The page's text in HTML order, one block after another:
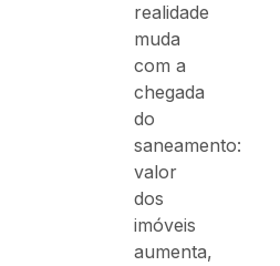
realidade
muda
com a
chegada
do
saneamento:
valor
dos
imóveis
aumenta,